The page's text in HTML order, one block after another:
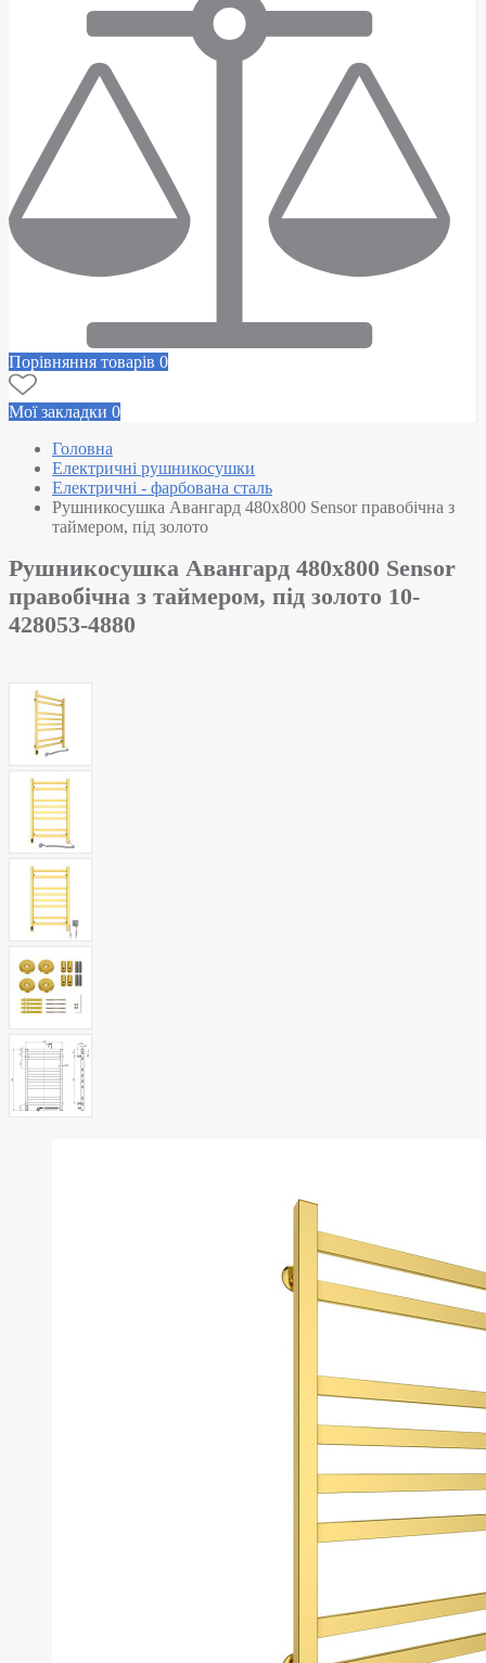
Порівняння товарів 0
Мої закладки 0
Головна
Електричні рушникосушки
Електричні - фарбована сталь
Рушникосушка Авангард 480х800 Sensor правобічна з
таймером, під золото
Рушникосушка Авангард 480х800 Sensor
правобічна з таймером, під золото 10-
428053-4880